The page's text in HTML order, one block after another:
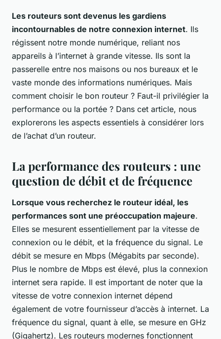
Les routeurs sont devenus les gardiens
incontournables de notre connexion internet. Ils
régissent notre monde numérique, reliant nos
appareils à l’internet à grande vitesse. Ils sont la
passerelle entre nos maisons ou nos bureaux et le
vaste monde des informations numériques. Mais
comment choisir le bon routeur ? Faut-il privilégier la
performance ou la portée ? Dans cet article, nous
explorerons les aspects essentiels à considérer lors
de l’achat d’un routeur.
La performance des routeurs : une
question de débit et de fréquence
Lorsque vous recherchez le routeur idéal, les
performances sont une préoccupation majeure.
Elles se mesurent essentiellement par la vitesse de
connexion ou le débit, et la fréquence du signal. Le
débit se mesure en Mbps (Mégabits par seconde).
Plus le nombre de Mbps est élevé, plus la connexion
internet sera rapide. Il est important de noter que la
vitesse de votre connexion internet dépend
également de votre fournisseur d’accès à internet. La
fréquence du signal, quant à elle, se mesure en GHz
(Gigahertz). Les routeurs modernes fonctionnent